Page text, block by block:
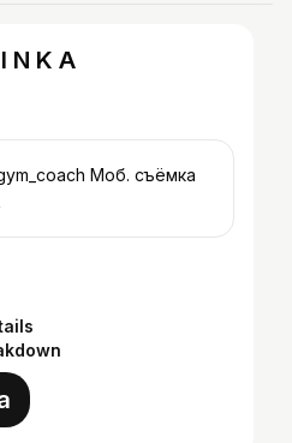
N K A
Моб. съёмка